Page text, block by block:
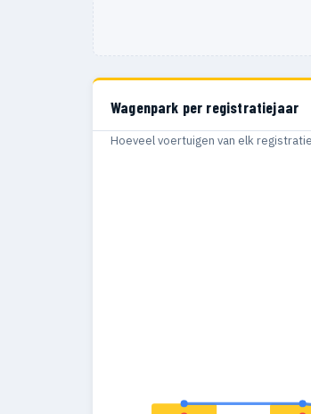
Wagenpark per registratiejaar
Hoeveel voertuigen van elk